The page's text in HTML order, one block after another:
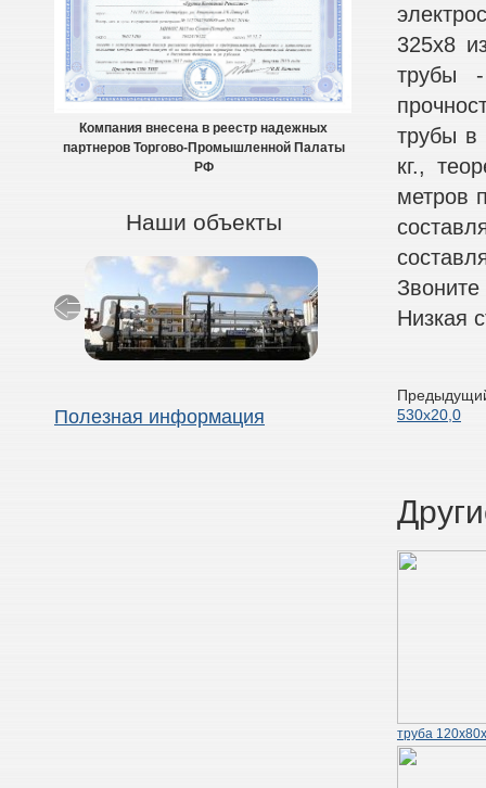
Компания внесена в реестр надежных
партнеров Торгово-Промышленной Палаты
РФ
Наши объекты
Полезная информация
325х8
трубы
трубы в
кг.,
метров
Низкая
530х20,0
труба